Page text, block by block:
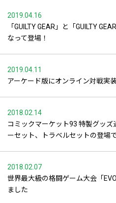
2019.04.16
「GUILTY GEAR」と「GUILTY
なって登場！
2019.04.11
アーケード版にオンライン対戦実装
2018.02.14
コミックマーケット93 特製グッ
ーセット、トラベルセットの登場で
2018.02.07
世界最大級の格闘ゲーム大会「
ました